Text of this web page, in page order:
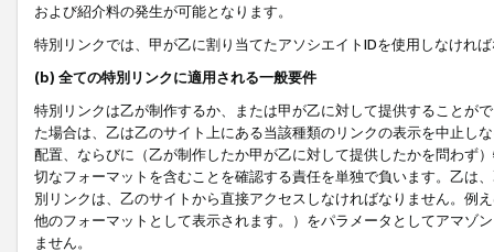
および紹介料の発生が可能となります。
特別リンクでは、甲が乙に割り当てたアソシエイトIDを使用しなけれ
(b) 全ての特別リンクに適用される一般要件
特別リンクは乙が制作するか、または甲が乙に対して提供することが
た場合は、乙は乙のサイト上にある当該種類のリンクの表示を中止し
配置、ならびに（乙が制作したか甲が乙に対して提供したかを問わず
切なフォーマットを含むことを確認する責任を単独で負います。乙は
別リンクは、乙のサイトから直接アクセスしなければなりません。例
他のフォーマットとして表示されます。）をパラメータとしてアマゾ
ません。